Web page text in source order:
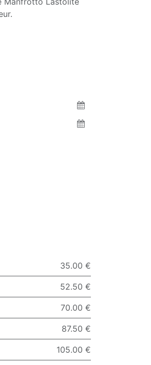
35.00 €
52.50 €
70.00 €
87.50 €
105.00 €